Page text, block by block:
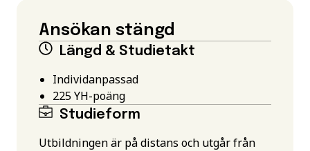
Ansökan stängd
Längd & Studietakt
Individanpassad
225YH-poäng
Studieform
Utbildningen är på distans och utgår från